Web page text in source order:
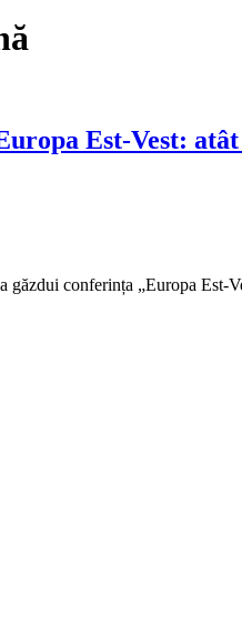
Est-Vest:
conferința „Europa Est-